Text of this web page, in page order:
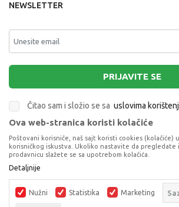
NEWSLETTER
PRIJAVITE SE
Čitao sam i složio se sa uslovima
Terms of Service
apply.
Ova web-stranica koristi kolačiće
Poštovani korisniče, naš sajt koristi cookies (kolačiće)
korisničkog iskustva. Ukoliko nastavite da
prodavnicu slažete se sa upotrebom kolačića.
Detaljnije
Nužni Statistika Marketing